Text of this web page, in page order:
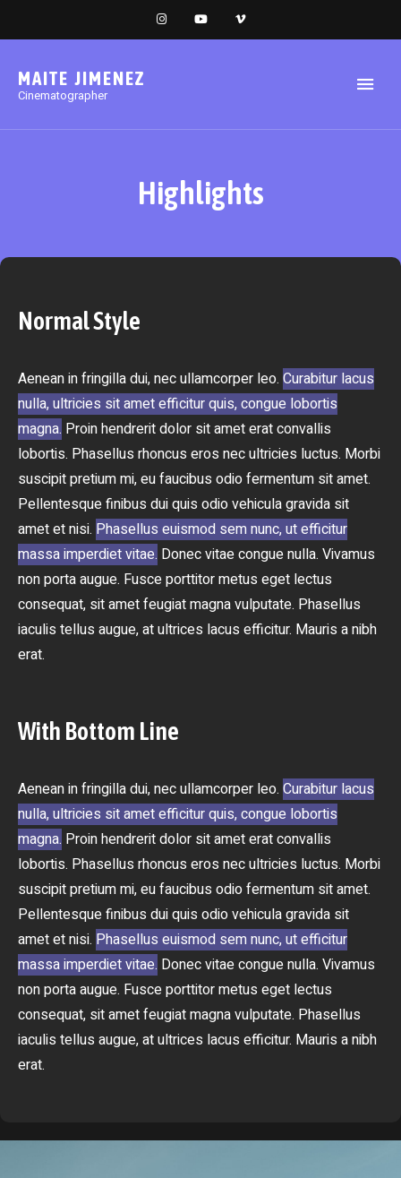
MAITE JIMENEZ
Cinematographer
Highlights
Normal Style
Aenean in fringilla dui, nec ullamcorper leo. Curabitur lacus
nulla, ultricies sit amet efficitur quis, congue lobortis
magna. Proin hendrerit dolor sit amet erat convallis
lobortis. Phasellus rhoncus eros nec ultricies luctus. Morbi
suscipit pretium mi, eu faucibus odio fermentum sit amet.
Pellentesque finibus dui quis odio vehicula gravida sit
amet et nisi. Phasellus euismod sem nunc, ut efficitur
massa imperdiet vitae. Donec vitae congue nulla. Vivamus
non porta augue. Fusce porttitor metus eget lectus
consequat, sit amet feugiat magna vulputate. Phasellus
iaculis tellus augue, at ultrices lacus efficitur. Mauris a nibh
erat.
With Bottom Line
Aenean in fringilla dui, nec ullamcorper leo. Curabitur lacus
nulla, ultricies sit amet efficitur quis, congue lobortis
magna. Proin hendrerit dolor sit amet erat convallis
lobortis. Phasellus rhoncus eros nec ultricies luctus. Morbi
suscipit pretium mi, eu faucibus odio fermentum sit amet.
Pellentesque finibus dui quis odio vehicula gravida sit
amet et nisi. Phasellus euismod sem nunc, ut efficitur
massa imperdiet vitae. Donec vitae congue nulla. Vivamus
non porta augue. Fusce porttitor metus eget lectus
consequat, sit amet feugiat magna vulputate. Phasellus
iaculis tellus augue, at ultrices lacus efficitur. Mauris a nibh
erat.